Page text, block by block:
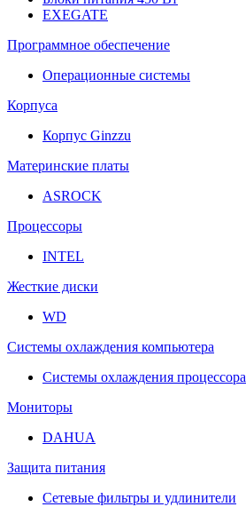
EXEGATE
Программное обеспечение
Операционные системы
Корпуса
Корпус Ginzzu
Материнские платы
ASROCK
Процессоры
INTEL
Жесткие диски
WD
Системы охлаждения компьютера
Системы охлаждения процессора
Мониторы
DAHUA
Защита питания
Сетевые фильтры и удлинители